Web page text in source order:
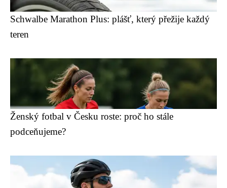
Schwalbe Marathon Plus: plášť, který přežije každý
teren
Ženský fotbal v Česku roste: proč ho stále
podceňujeme?